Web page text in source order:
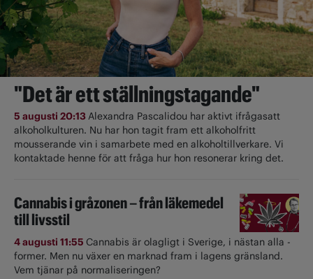
"Det är ett ställningstagande"
5 augusti 20:13Alexandra Pascalidou har aktivt ifrågasatt
alkoholkulturen. Nu har hon tagit fram ett alkoholfritt
mousserande vin i samarbete med en alkoholtillverkare. Vi
kontaktade henne för att fråga hur hon resonerar kring det.
Cannabis i gråzonen – från läkemedel
till livsstil
4 augusti 11:55 Cannabis är olagligt i ­Sverige, i nästan alla ­
former. Men nu växer en marknad fram i lagens gränsland.
Vem tjänar på normaliseringen?